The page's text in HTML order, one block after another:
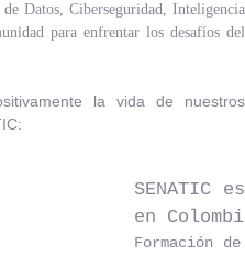
Datos, Ciberseguridad, Inteligencia
para enfrentar los desafíos del
la vida de nuestros
SENA​TIC
en
Formación